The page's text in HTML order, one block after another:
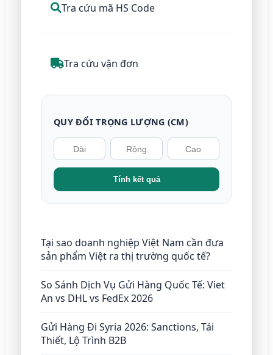
Tra cứu mã HS Code
Tra cứu vận đơn
QUY ĐỔI TRỌNG LƯỢNG (CM)
Tính kết quả
Tại sao doanh nghiệp Việt Nam cần đưa
sản phẩm Việt ra thị trường quốc tế?
So Sánh Dịch Vụ Gửi Hàng Quốc Tế: Viet
An vs DHL vs FedEx 2026
Gửi Hàng Đi Syria 2026: Sanctions, Tái
Thiết, Lộ Trình B2B